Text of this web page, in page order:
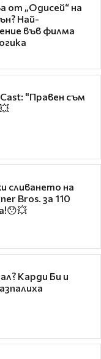
от „Одисей“ на
Най-
във филма
"Правен съм
сливането на
Bros. за 110
Карди Би и